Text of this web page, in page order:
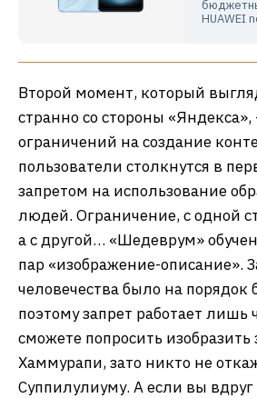
HUAWEI
Второй момент, который
странно со стороны
ограничений на создание
пользователи столкнутся в
запретом на использование
людей. Ограничение, с одной
а с другой… «Шедеврум»
пар «изображение-описание».
человечества было на
поэтому запрет работает лишь
сможете попросить
Хаммурапи, зато никто не
Суппилулиуму. А если вы